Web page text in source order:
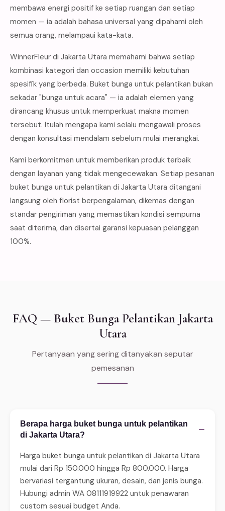
membawa energi positif ke setiap ruangan dan setiap
momen — ia adalah bahasa universal yang dipahami oleh
semua orang, melampaui kata-kata.
WinnerFleur di Jakarta Utara memahami bahwa setiap
kombinasi kategori dan occasion memiliki kebutuhan
spesifik yang berbeda. Buket bunga untuk pelantikan bukan
sekadar "bunga untuk acara" — ia adalah elemen yang
dirancang khusus untuk memperkuat makna momen
tersebut. Itulah mengapa kami selalu mengawali proses
dengan konsultasi mendalam sebelum mulai merangkai.
Kami berkomitmen untuk memberikan produk terbaik
dengan layanan yang tidak mengecewakan. Setiap pesanan
buket bunga untuk pelantikan di Jakarta Utara ditangani
langsung oleh florist berpengalaman, dikemas dengan
standar pengiriman yang memastikan kondisi sempurna
saat diterima, dan disertai garansi kepuasan pelanggan
100%.
FAQ — Buket Bunga Pelantikan Jakarta
Utara
Pertanyaan yang sering ditanyakan seputar
pemesanan
Berapa harga buket bunga untuk pelantikan
di Jakarta Utara?
−
Harga buket bunga untuk pelantikan di Jakarta Utara
mulai dari Rp 150.000 hingga Rp 800.000. Harga
bervariasi tergantung ukuran, desain, dan jenis bunga.
Hubungi admin WA 08111919922 untuk penawaran
custom sesuai budget Anda.